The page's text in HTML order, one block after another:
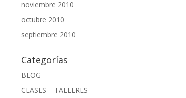
noviembre 2010
octubre 2010
septiembre 2010
Categorías
BLOG
CLASES – TALLERES